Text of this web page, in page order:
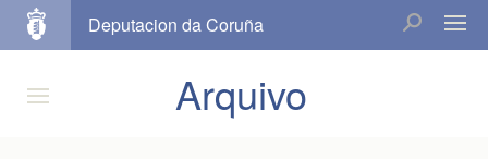
Deputacion da Coruña
Arquivo